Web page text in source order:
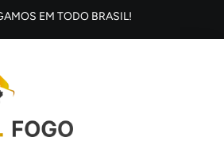
EM TODO BRASIL!